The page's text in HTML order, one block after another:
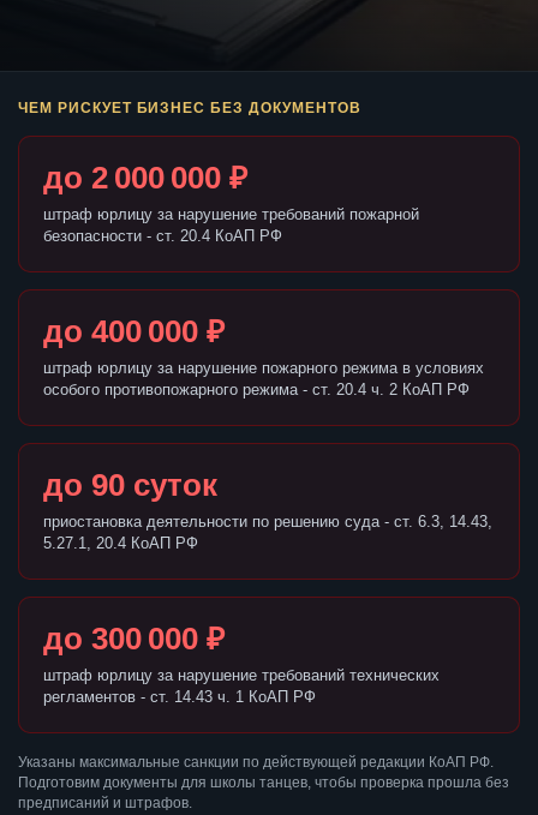
ЧЕМ РИСКУЕТ БИЗНЕС БЕЗ ДОКУМЕНТОВ
до 2 000 000 ₽
штраф юрлицу за нарушение требований пожарной
безопасности - ст. 20.4 КоАП РФ
до 400 000 ₽
штраф юрлицу за нарушение пожарного режима в условиях
особого противопожарного режима - ст. 20.4 ч. 2 КоАП РФ
до 90 суток
приостановка деятельности по решению суда - ст. 6.3, 14.43,
5.27.1, 20.4 КоАП РФ
до 300 000 ₽
штраф юрлицу за нарушение требований технических
регламентов - ст. 14.43 ч. 1 КоАП РФ
Указаны максимальные санкции по действующей редакции КоАП РФ.
Подготовим документы для школы танцев, чтобы проверка прошла без
предписаний и штрафов.